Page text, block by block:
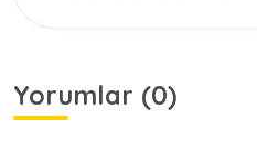
Yorumlar (0)